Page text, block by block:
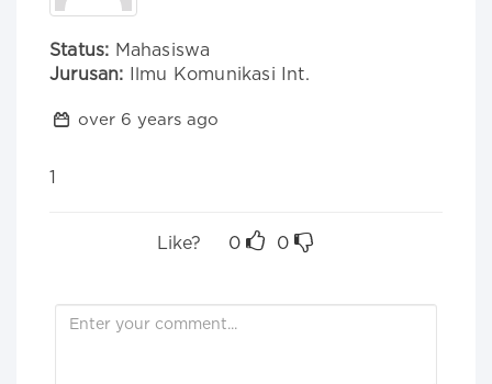
Status: Mahasiswa
Jurusan: Ilmu Komunikasi Int.
over 6 years ago
1
Like? 0 0